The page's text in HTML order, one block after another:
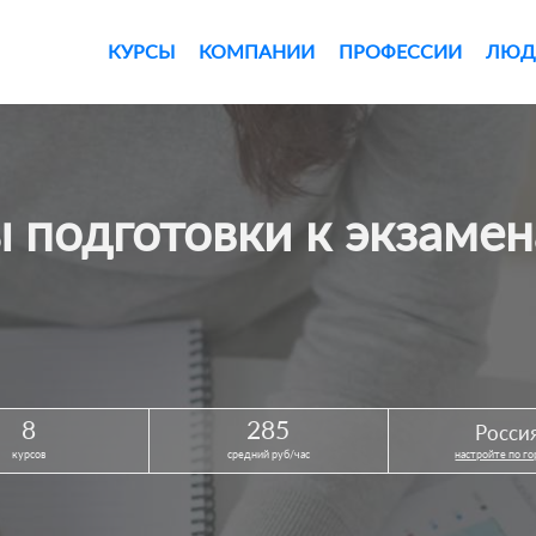
КУРСЫ КОМПАНИИ ПРОФЕССИИ
подготовки к
8
курсов
285
средний руб/час настройте по